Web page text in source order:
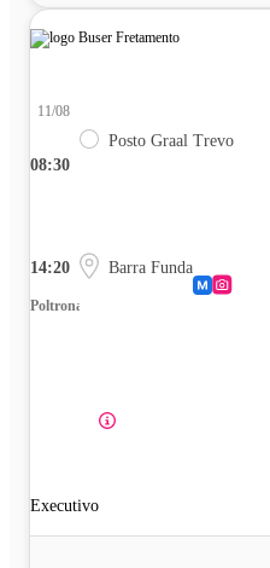
08:30
11/08
Posto Graal Trevo
14:20 Barra Funda
Poltrona
Executivo